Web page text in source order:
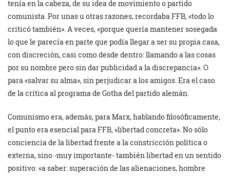
tenía en la cabeza, de su idea de movimiento o partido
comunista. Por unas u otras razones, recordaba FFB, «todo lo
criticó también». A veces, «porque quería mantener sosegada
lo que le parecía en parte que podía llegar a ser su propia casa,
con discreción, casi como desde dentro: llamando a las cosas
por su nombre pero sin dar publicidad a la discrepancia». O
para «salvar su alma», sin perjudicar a los amigos. Era el caso
de la crítica al programa de Gotha del partido alemán.
Comunismo era, además, para Marx, hablando filosóficamente,
el punto era esencial para FFB, «libertad concreta». No sólo
conciencia de la libertad frente a la constricción política o
externa, sino -muy importante- también libertad en un sentido
positivo: «a saber: superación de las alienaciones, hombre